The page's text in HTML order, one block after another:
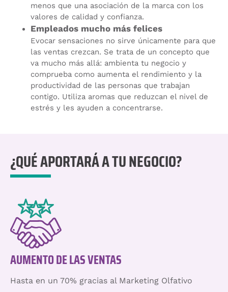
menos que una asociación de la marca con los
valores de calidad y confianza.
Empleados mucho más felices
Evocar sensaciones no sirve únicamente para que
las ventas crezcan. Se trata de un concepto que
va mucho más allá: ambienta tu negocio y
comprueba como aumenta el rendimiento y la
productividad de las personas que trabajan
contigo. Utiliza aromas que reduzcan el nivel de
estrés y les ayuden a concentrarse.
¿QUÉ APORTARÁ A TU NEGOCIO?
AUMENTO DE LAS VENTAS
Hasta en un 70% gracias al Marketing Olfativo